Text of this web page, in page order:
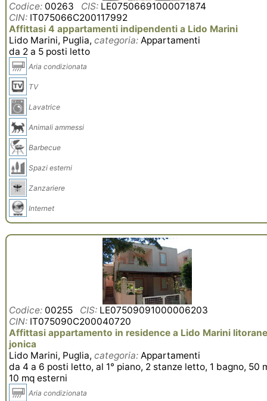
Codice: 00263 CIS: LE07506691000071874
CIN: IT075066C200117992
Affittasi 4 appartamenti indipendenti a Lido Marini
Lido Marini, Puglia,categoria: Appartamenti
da 2 a 5 posti letto
Aria condizionata
TV
Lavatrice
Animali ammessi
Barbecue
Spazi esterni
Zanzariere
Internet
Codice: 00255 CIS: LE07509091000006203
CIN: IT075090C200040720
Affittasi appartamento in residence a Lido Marini
jonica
Lido Marini, Puglia,categoria: Appartamenti
da 4 a 6 posti letto, al 1° piano, 2 stanze letto, 1 bagno, 50
10 mq esterni
Aria condizionata